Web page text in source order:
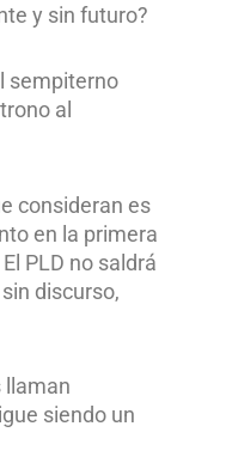
y sin futuro?
sempiterno
al
consideran es
en la primera
PLD no saldrá
discurso,
llaman
siendo un